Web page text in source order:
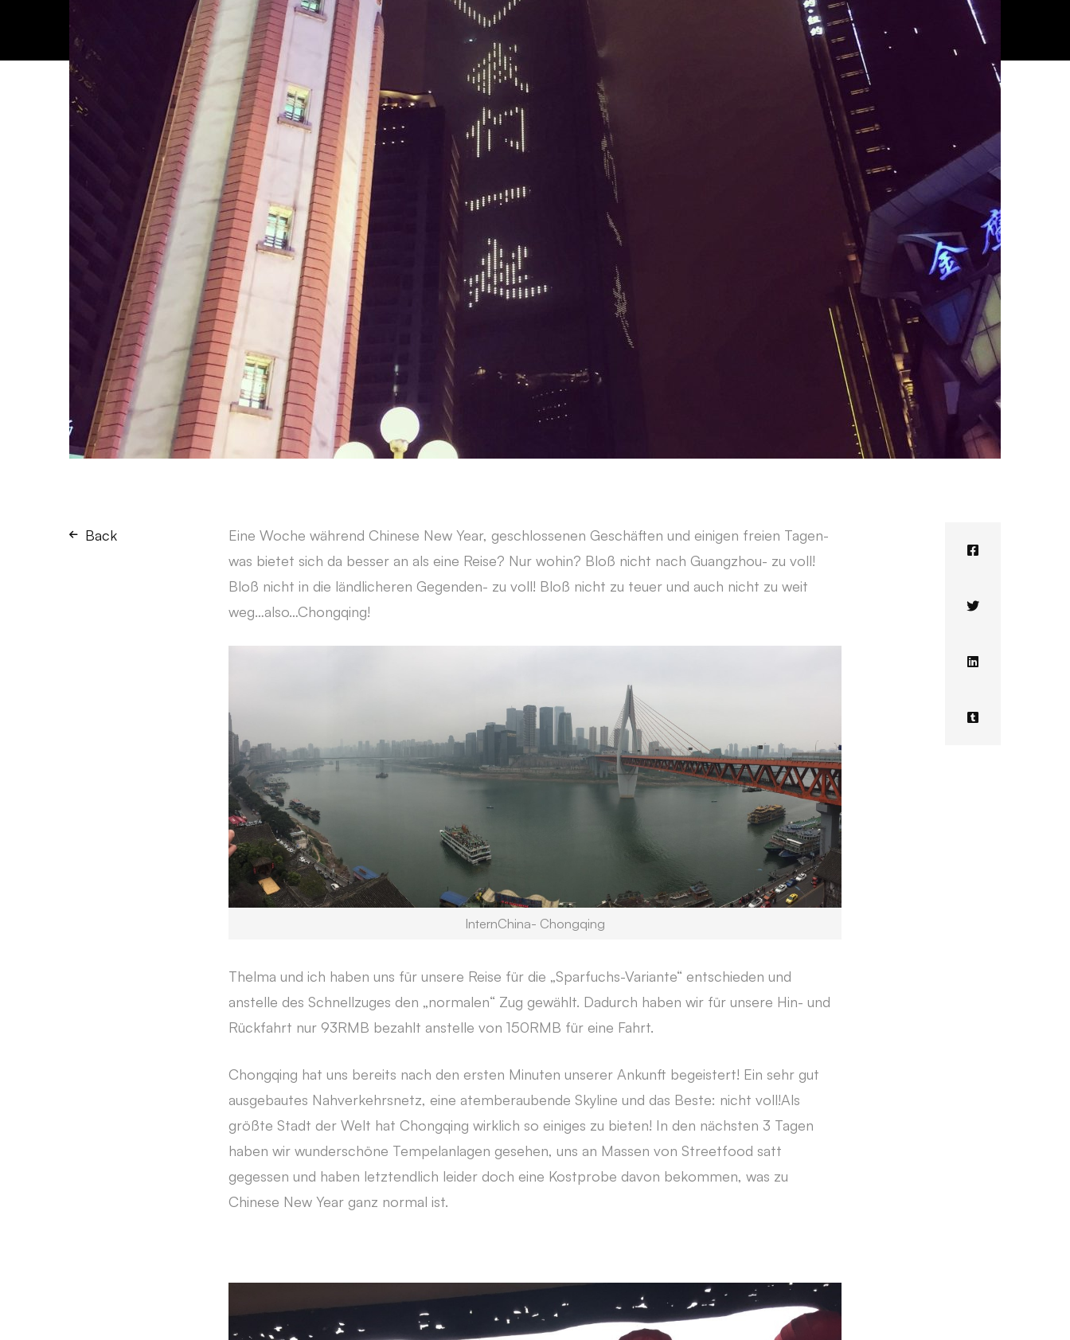
Back
Eine Woche während Chinese New Year, geschlossenen Geschäften und einigen freien Tagen-
was bietet sich da besser an als eine Reise? Nur wohin? Bloß nicht nach Guangzhou- zu voll!
Bloß nicht in die ländlicheren Gegenden- zu voll! Bloß nicht zu teuer und auch nicht zu weit
weg…also…Chongqing!
InternChina- Chongqing
Thelma und ich haben uns für unsere Reise für die „Sparfuchs-Variante“ entschieden und
anstelle des Schnellzuges den „normalen“ Zug gewählt. Dadurch haben wir für unsere Hin- und
Rückfahrt nur 93RMB bezahlt anstelle von 150RMB für eine Fahrt.
Chongqing hat uns bereits nach den ersten Minuten unserer Ankunft begeistert! Ein sehr gut
ausgebautes Nahverkehrsnetz, eine atemberaubende Skyline und das Beste: nicht voll!Als
größte Stadt der Welt hat Chongqing wirklich so einiges zu bieten! In den nächsten 3 Tagen
haben wir wunderschöne Tempelanlagen gesehen, uns an Massen von Streetfood satt
gegessen und haben letztendlich leider doch eine Kostprobe davon bekommen, was zu
Chinese New Year ganz normal ist.